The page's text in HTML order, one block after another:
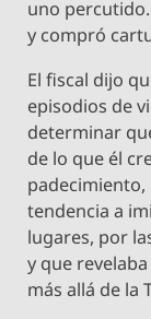
uno
y compró
El fiscal dijo
episodios de
determinar
de lo que él
tendencia a
lugares, por
y que
más allá de la